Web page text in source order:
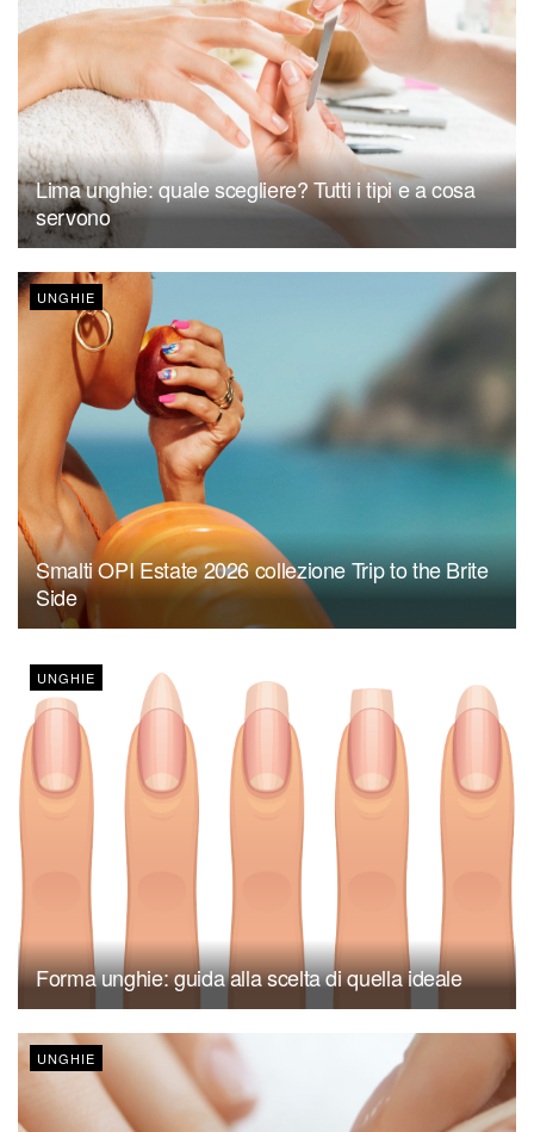
Lima unghie: quale scegliere? Tutti i tipi e a cosa
servono
UNGHIE
Smalti OPI Estate 2026 collezione Trip to the Brite
Side
UNGHIE
Forma unghie: guida alla scelta di quella ideale
UNGHIE